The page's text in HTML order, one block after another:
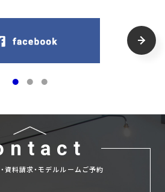
資料請求・モデルルームご予約